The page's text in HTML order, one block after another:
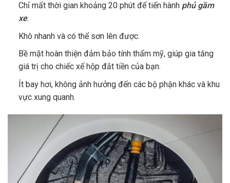
Chỉ mất thời gian khoảng 20 phút để tiến hành phủ gầm
xe.
Khô nhanh và có thể sơn lên được.
Bề mặt hoàn thiện đảm bảo tính thẩm mỹ, giúp gia tăng
giá trị cho chiếc xế hộp đắt tiền của bạn.
Ít bay hơi, không ảnh hưởng đến các bộ phận khác và khu
vực xung quanh.